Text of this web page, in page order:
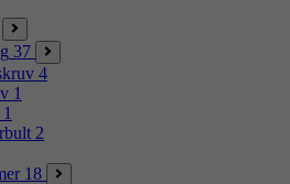
37
4
1
1
2
18